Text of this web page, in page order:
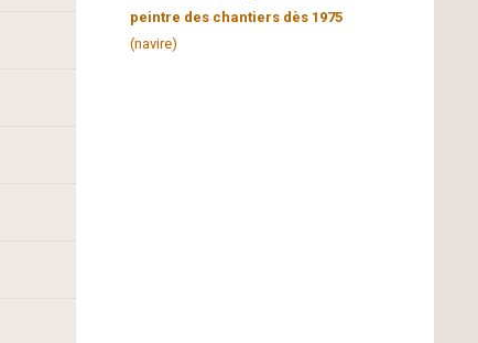
peintre des chantiers dès 1975
(navire)